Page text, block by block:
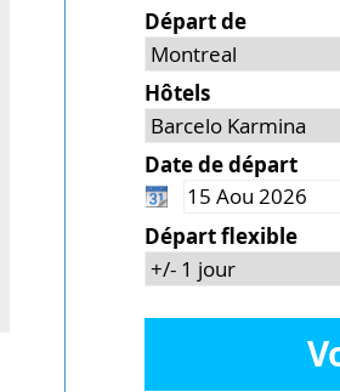
Départ de
Hôtels
Date de départ
Départ flexible